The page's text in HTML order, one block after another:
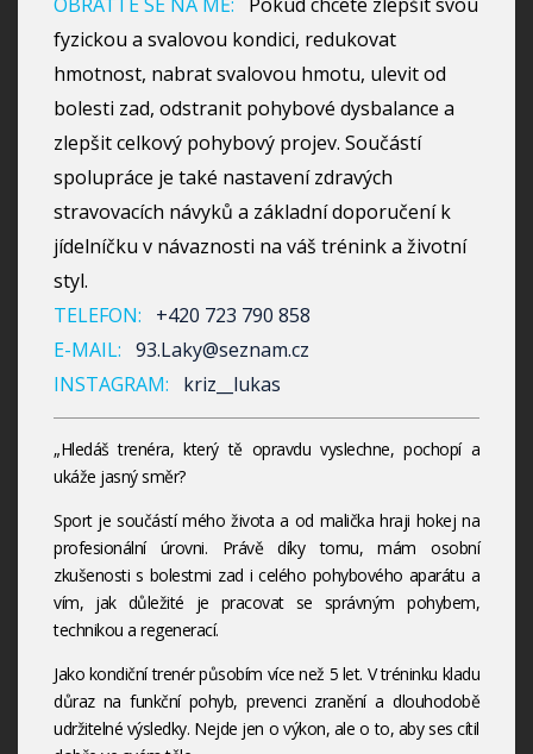
fyzickou a svalovou kondici, redukovat
hmotnost, nabrat svalovou hmotu, ulevit od
bolesti zad, odstranit pohybové dysbalance a
zlepšit celkový pohybový projev. Součástí
spolupráce je také nastavení zdravých
stravovacích návyků a základní doporučení k
jídelníčku v návaznosti na váš trénink a životní
styl.
TELEFON:
+420 723 790 858
E-MAIL: 93.Laky@seznam.cz
INSTAGRAM:
kriz__lukas
„Hledáš trenéra, který tě opravdu vyslechne, pochopí a
ukáže jasný směr?
Sport je součástí mého života a od malička hraji hokej na
profesionální úrovni. Právě díky tomu, mám osobní
zkušenosti s bolestmi zad i celého pohybového aparátu a
vím, jak důležité je pracovat se správným pohybem,
technikou a regenerací.
Jako kondiční trenér působím více než 5 let. V tréninku kladu
důraz na funkční pohyb, prevenci zranění a dlouhodobě
udržitelné výsledky. Nejde jen o výkon, ale o to, aby ses cítil